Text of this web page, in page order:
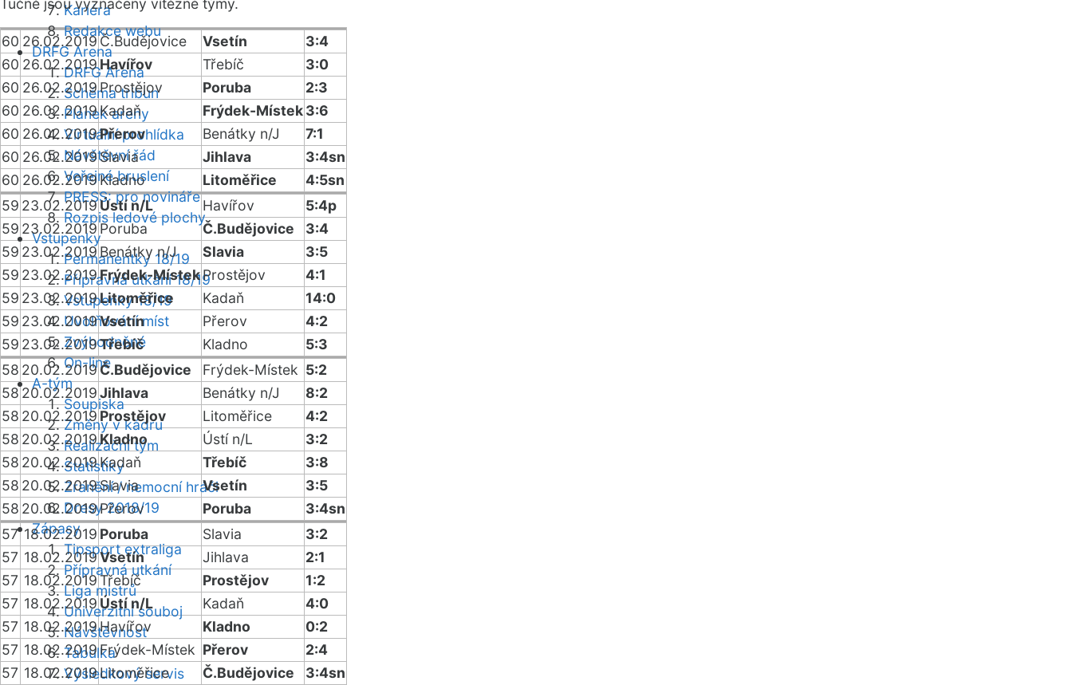
Kariéra
Redakce webu
DRFG Arena
DRFG Arena
Schéma tribun
Plánek areny
Virtuální prohlídka
Návštěvní řád
Veřejné bruslení
PRESS: pro novináře
Rozpis ledové plochy
Vstupenky
Permanentky 18/19
Přípravná utkání 18/19
Vstupenky 18/19
Uvolňování míst
Zvýhodněné
On-line
A-tým
Soupiska
Změny v kádru
Realizační tým
Statistiky
Zranění / nemocní hráči
Dresy 2018/19
Zápasy
Tipsport extraliga
Přípravná utkání
Liga mistrů
Univerzitní souboj
Návštěvnost
Tabulka
Výsledkový servis
Tučně jsou vyznačeny vítězné týmy.
60 26.02.2019 Č.Budějovice Vsetín
3:4
60 26.02.2019Havířov Třebíč
3:0
60 26.02.2019Prostějov Poruba
2:3
60 26.02.2019Kadaň Frýdek-Místek3:6
60 26.02.2019Přerov Benátky n/J
7:1
60 26.02.2019Slavia Jihlava
3:4sn
60 26.02.2019Kladno Litoměřice
4:5sn
59 23.02.2019Ústí n/L Havířov
5:4p
59 23.02.2019 Poruba Č.Budějovice
3:4
59 23.02.2019 Benátky n/J Slavia
3:5
59 23.02.2019Frýdek-MístekProstějov
4:1
59 23.02.2019Litoměřice Kadaň
14:0
59 23.02.2019Vsetín Přerov
4:2
59 23.02.2019Třebíč Kladno
5:3
58 20.02.2019Č.Budějovice Frýdek-Místek 5:2
58 20.02.2019Jihlava Benátky n/J
8:2
58 20.02.2019 Prostějov Litoměřice
4:2
58 20.02.2019Kladno Ústí n/L
3:2
58 20.02.2019Kadaň Třebíč
3:8
58 20.02.2019Slavia Vsetín
3:5
58 20.02.2019Přerov Poruba
3:4sn
57 18.02.2019 Poruba Slavia
3:2
57 18.02.2019Vsetín Jihlava
2:1
57 18.02.2019Třebíč Prostějov
1:2
57 18.02.2019 Ústí n/L Kadaň
4:0
57 18.02.2019Havířov Kladno
0:2
57 18.02.2019 Frýdek-Místek Přerov
2:4
57 18.02.2019Litoměřice Č.Budějovice
3:4sn